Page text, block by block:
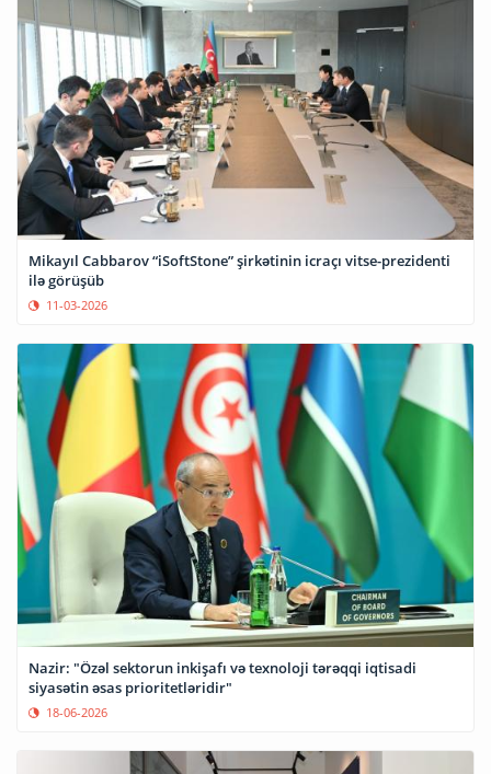
Mikayıl Cabbarov “iSoftStone” şirkətinin icraçı vitse-prezidenti
ilə görüşüb
11-03-2026
Nazir: "Özəl sektorun inkişafı və texnoloji tərəqqi iqtisadi
siyasətin əsas prioritetləridir"
18-06-2026